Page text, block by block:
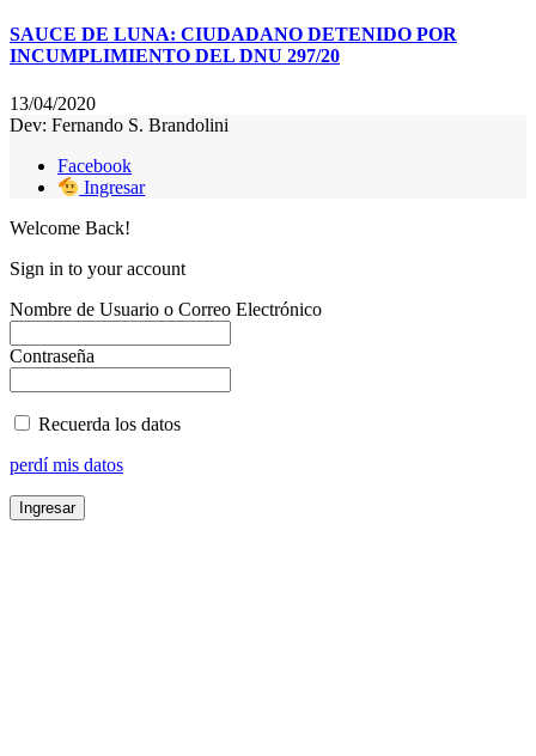
SAUCE DE LUNA: CIUDADANO DETENIDO POR
INCUMPLIMIENTO DEL DNU 297/20
13/04/2020
Dev: Fernando S. Brandolini
Facebook
Ingresar
Welcome Back!
Sign in to your account
Nombre de Usuario o Correo Electrónico
Contraseña
Recuerda los datos
perdí mis datos